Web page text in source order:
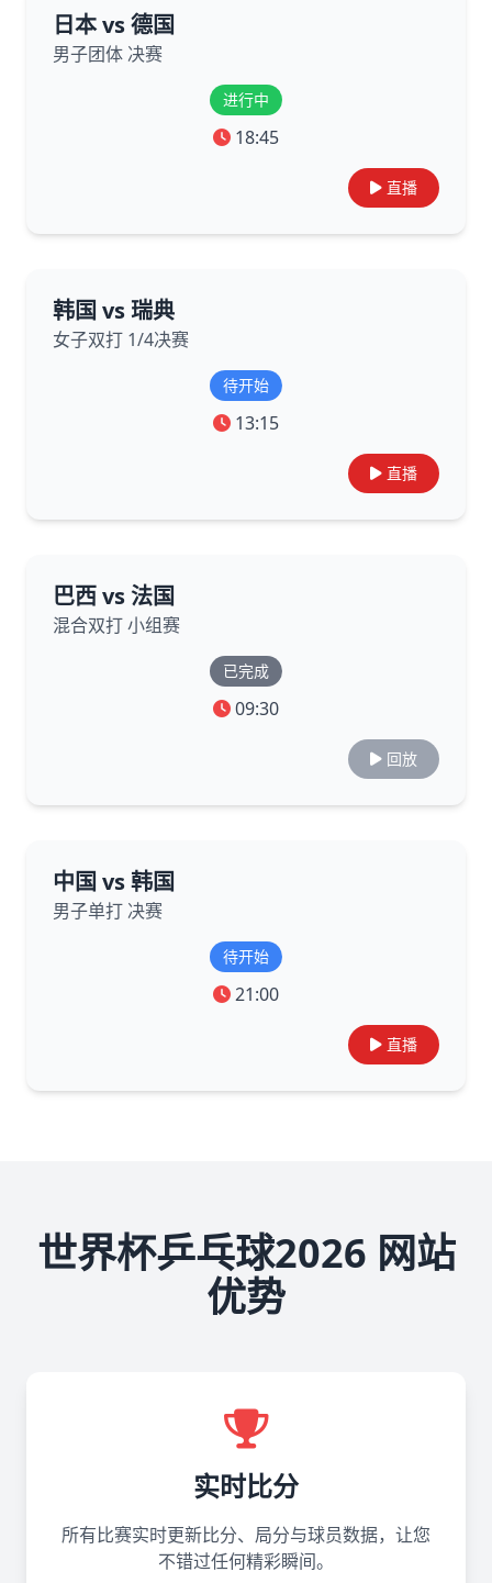
日本 vs 德国
男子团体 决赛
进行中
18:45
直播
韩国 vs 瑞典
女子双打 1/4决赛
待开始
13:15
直播
巴西 vs 法国
混合双打 小组赛
已完成
09:30
回放
中国 vs 韩国
男子单打 决赛
待开始
21:00
直播
世界杯乒乓球2026 网站
优势
实时比分
所有比赛实时更新比分、局分与球员数据，让您
不错过任何精彩瞬间。